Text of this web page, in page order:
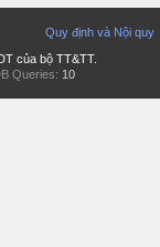
Quy định và Nội quy
của bộ TT&TT.
Queries: 10